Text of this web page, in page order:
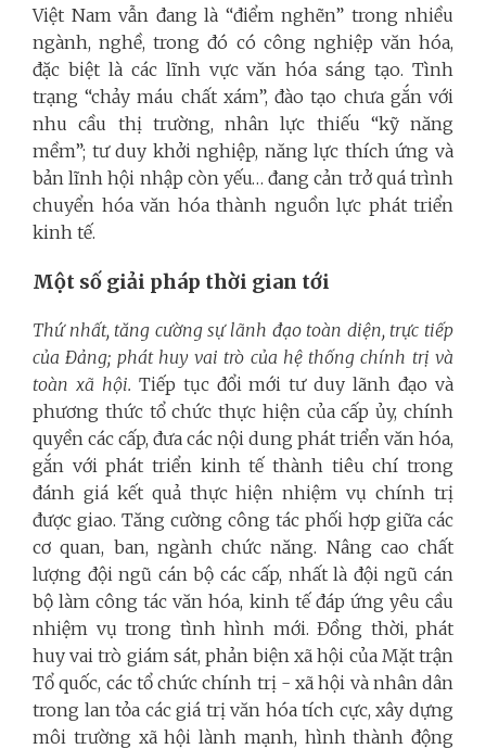
Việt Nam vẫn đang là “điểm nghẽn” trong nhiều
ngành, nghề, trong đó có công nghiệp văn hóa,
đặc biệt là các lĩnh vực văn hóa sáng tạo. Tình
trạng “chảy máu chất xám”, đào tạo chưa gắn với
nhu cầu thị trường, nhân lực thiếu “kỹ năng
mềm”; tư duy khởi nghiệp, năng lực thích ứng và
bản lĩnh hội nhập còn yếu… đang cản trở quá trình
chuyển hóa văn hóa thành nguồn lực phát triển
kinh tế.
Một số giải pháp thời gian tới
Thứ nhất, tăng cường sự lãnh đạo toàn diện, trực tiếp
của Đảng; phát huy vai trò của hệ thống chính trị và
toàn xã hội. Tiếp tục đổi mới tư duy lãnh đạo và
phương thức tổ chức thực hiện của cấp ủy, chính
quyền các cấp, đưa các nội dung phát triển văn hóa,
gắn với phát triển kinh tế thành tiêu chí trong
đánh giá kết quả thực hiện nhiệm vụ chính trị
được giao. Tăng cường công tác phối hợp giữa các
cơ quan, ban, ngành chức năng. Nâng cao chất
lượng đội ngũ cán bộ các cấp, nhất là đội ngũ cán
bộ làm công tác văn hóa, kinh tế đáp ứng yêu cầu
nhiệm vụ trong tình hình mới. Đồng thời, phát
huy vai trò giám sát, phản biện xã hội của Mặt trận
Tổ quốc, các tổ chức chính trị - xã hội và nhân dân
trong lan tỏa các giá trị văn hóa tích cực, xây dựng
môi trường xã hội lành mạnh, hình thành động